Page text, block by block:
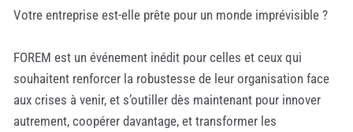
Votre entreprise est-elle prête pour un monde imprévisible ?
FOREM est un événement inédit pour celles et ceux qui
souhaitent renforcer la robustesse de leur organisation face
aux crises à venir, et s’outiller dès maintenant pour innover
autrement, coopérer davantage, et transformer les